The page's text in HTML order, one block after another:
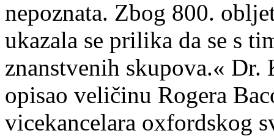
nepoznata. Zbog 800.
ukazala se prilika da se s
znanstvenih skupova.«
opisao veličinu Rogera
vicekancelara oxfordskog